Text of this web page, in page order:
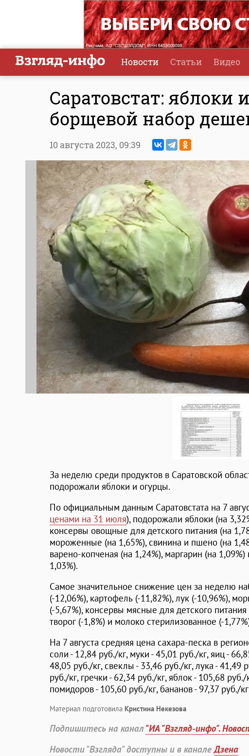
Новости Статьи Видео
Саратовстат: яблоки
борщевой набор
10 августа 2023, 09:39
За неделю среди продуктов в Саратовской
подорожали яблоки и огурцы.
По официальным данным Саратовстата на 7
ценами на 31 июля), подорожали яблоки (на
консервы овощные для детского питания (на
мороженные (на 1,65%), свинина и пшено (на
варено-копченая (на 1,24%), маргарин (на
1,03%).
Самое значительное снижение цен за неделю
(-12,06%), картофель (-11,82%), лук (-10,96%),
(-5,67%), консервы мясные для детского
творог (-1,8%) и молоко стерилизованное (-
На 7 августа средняя цена сахара-песка в
соли - 12,84 руб./кг, муки - 45,01 руб./кг, яиц -
48,05 руб./кг, свеклы - 33,46 руб./кг, лука - 41,49
руб./кг, гречки - 62,34 руб./кг, яблок - 105,68
помидоров - 105,60 руб./кг, бананов - 97,37 руб./
Материал подготовила Кристина Некезова
Подпишитесь на канал"ИА "Взгляд-инфо".
Новости "Взгляда" доступны и в каналеДзена